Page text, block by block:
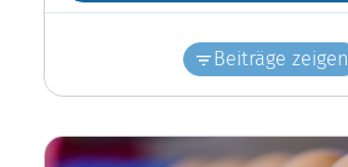
Beiträge zeigen